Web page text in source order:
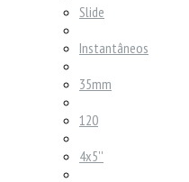
Slide
Instantâneos
35mm
120
4x5''